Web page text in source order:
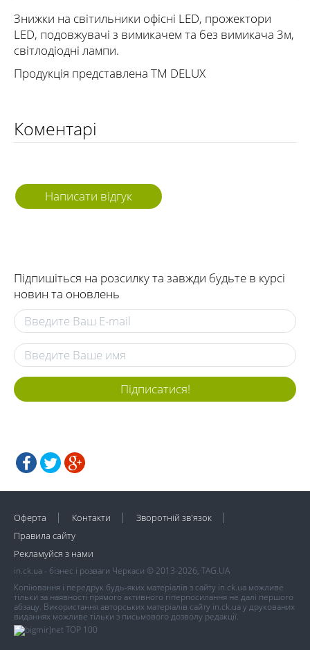
Знижки на світильники офісні LED, прожектори
LED, подовжувачі з вимикачем та без вимикача 3м,
світлодіодні лампи.
Продукція представлена ТМ DELUX
Коментарі
Написати відгук
Підпишіться на розсилку та завжди будьте в курсі
новин та оновлень
Підписатися!
Оферта Контакти
Зворотній зв'язок
Правила сайту
Рекламуйся з нами
in.ck.ua - бізнес і розваги Черкаси © 2013-2026, TAG.UA
Копіювання і передрук будь-яких матеріалів з сайту in.ck.ua можливе
тільки за наявності прямого активного гіперпосилання не далі першого
абзацу. Використання авторських матеріалів сайту in.ck.ua у друкованих
виданнях можливе тільки з письмового дозволу редакції.